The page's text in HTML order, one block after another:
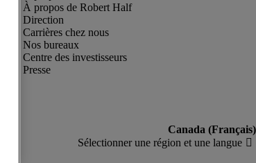
À propos de Robert Half
Direction
Carrières chez nous
Nos bureaux
Centre des investisseurs
Presse